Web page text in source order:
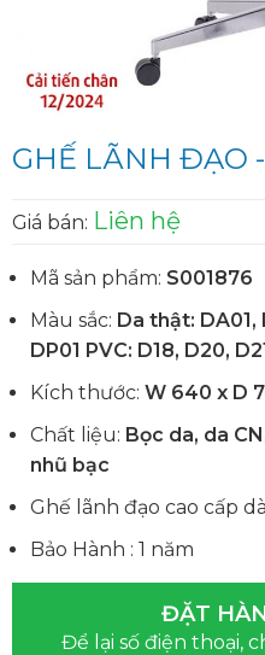
GHẾ LÃNH ĐẠO
Giá bán: Liên hệ
Mã sản phẩm: S001876
Màu sắc: Da thật: DA01,
DP01 PVC: D18, D20,
Kích thước: W 640 x D
Chất liệu: Bọc da, da
nhũ bạc
Ghế lãnh đạo cao cấp
Bảo Hành : 1 năm
ĐẶT
Để lại số điện thoại,